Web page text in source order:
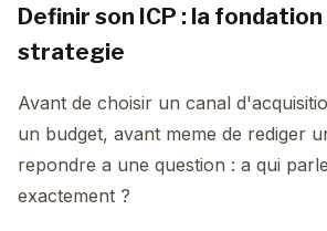
Definir son ICP : la
strategie
Avant de choisir un canal
un budget, avant meme de rediger
repondre a une question : a qui
exactement ?